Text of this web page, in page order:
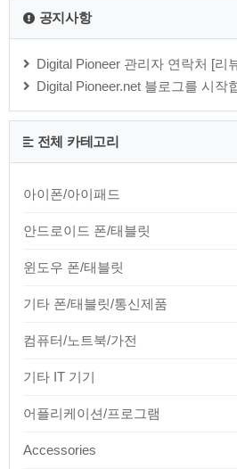
공지사항
Digital Pioneer 관리자 연락처 [
Digital Pioneer.net 블로그를 시작
전체 카테고리
아이폰/아이패드
안드로이드 폰/태블릿
윈도우 폰/태블릿
기타 폰/태블릿/통신제품
컴퓨터/노트북/가전
기타 IT 기기
어플리케이션/프로그램
Accessories